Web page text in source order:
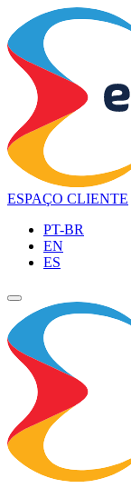
ESPAÇO CLIENTE
PT-BR
EN
ES